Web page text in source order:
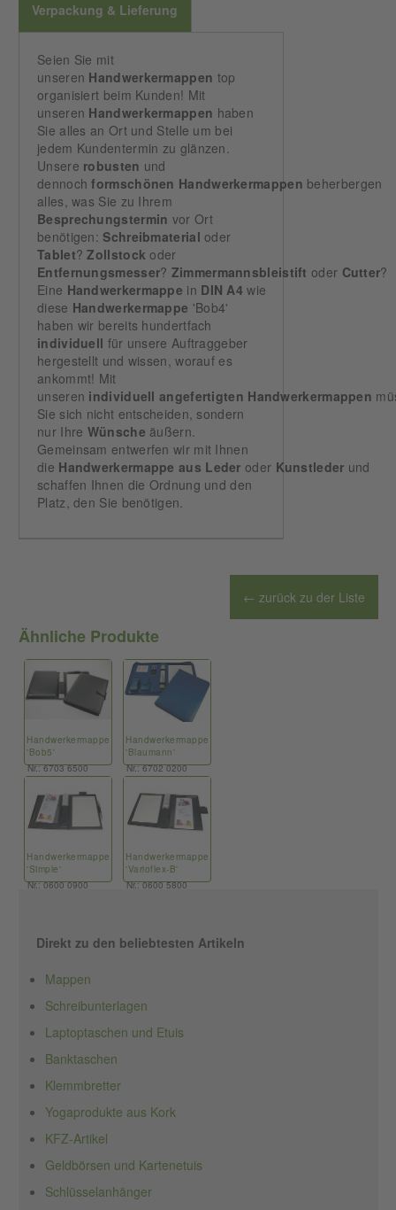
Verpackung & Lieferung
Seien Sie mit
unseren Handwerkermappen top
organisiert beim Kunden! Mit
unseren Handwerkermappen haben
Sie alles an Ort und Stelle um bei
jedem Kundentermin zu glänzen.
Unsere robusten und
dennochformschönen Handwerkermappen beherbergen
alles, was Sie zu Ihrem
Besprechungstermin vor Ort
benötigen: Schreibmaterial oder
Tablet?Zollstock oder
Entfernungsmesser? Zimmermannsbleistift oder Cutter?
Eine Handwerkermappe in DIN A4 wie
diese Handwerkermappe 'Bob4'
haben wir bereits hundertfach
individuell für unsere Auftraggeber
hergestellt und wissen, worauf es
ankommt! Mit
unseren individuell angefertigten Handwerkermappen
Sie sich nicht entscheiden, sondern
nur Ihre Wünsche äußern.
Gemeinsam entwerfen wir mit Ihnen
die Handwerkermappe aus Leder oder Kunstleder und
schaffen Ihnen die Ordnung und den
Platz, den Sie benötigen.
← zurück zu der Liste
Ähnliche Produkte
Handwerkermappe
'Bob5'
Nr.: 6703 6500
Handwerkermappe
'Blaumann'
Nr.: 6702 0200
Handwerkermappe
'Simple'
Nr.: 0600 0900
Handwerkermappe
'Varioflex-B'
Nr.: 0600 5800
Direkt zu den beliebtesten Artikeln
Mappen
Schreibunterlagen
Laptoptaschen und Etuis
Banktaschen
Klemmbretter
Yogaprodukte aus Kork
KFZ-Artikel
Geldbörsen und Kartenetuis
Schlüsselanhänger